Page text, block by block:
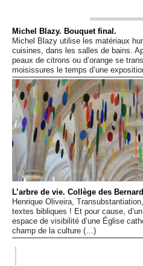
Michel Blazy. Bouquet final.
Michel Blazy utilise les matériaux
cuisines, dans les salles de bains.
peaux de citrons ou d’orange se
moisissures le temps d’une
L’arbre de vie. Collège des
Henrique Oliveira,
textes bibliques ! Et pour cause,
espace de visibilité d’une Église
champ de la culture (…)